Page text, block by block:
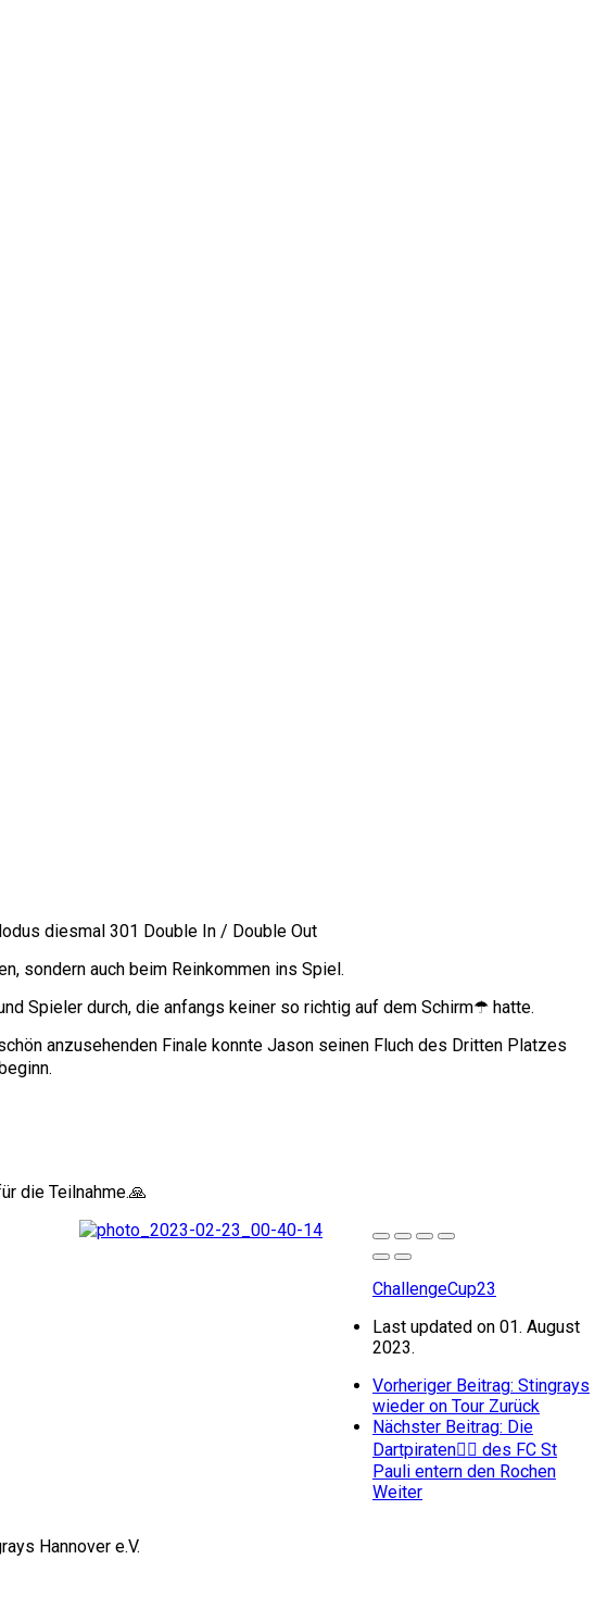
diesmal 301 Double In / Double Out
sondern auch beim Reinkommen ins Spiel.
Spieler durch, die anfangs keiner so richtig auf dem Schirm☂ hatte.
anzusehenden Finale konnte Jason seinen Fluch des Dritten Platzes
die Teilnahme.🙏
ChallengeCup23
Last updated on 01. August
2023.
Vorheriger Beitrag: Stingrays
wieder on Tour Zurück
Nächster Beitrag: Die
Dartpiraten🏴‍☠ des FC St
Pauli entern den Rochen
Weiter
Hannover e.V.